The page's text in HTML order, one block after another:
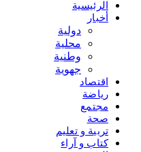
الرئيسية
أخبار
دولية
محلية
وطنية
جهوية
اقتصاد
رياضة
مجتمع
صحة
تربية و تعليم
كتاب و آراء